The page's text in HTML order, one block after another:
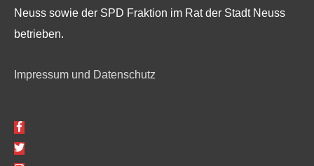
Neuss sowie der SPD Fraktion im Rat der Stadt Neuss
betrieben.
Impressum und Datenschutz